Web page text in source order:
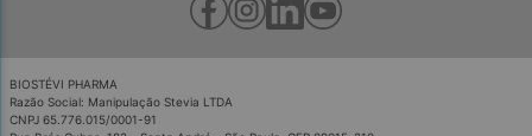
BIOSTÉVI PHARMA
Razão Social: Manipulação Stevia LTDA
CNPJ 65.776.015/0001-91